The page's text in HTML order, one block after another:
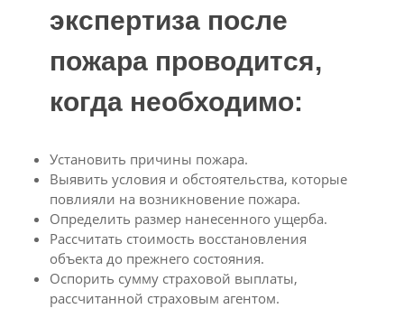
экспертиза после
пожара проводится,
когда необходимо:
Установить причины пожара.
Выявить условия и обстоятельства, которые
повлияли на возникновение пожара.
Определить размер нанесенного ущерба.
Рассчитать стоимость восстановления
объекта до прежнего состояния.
Оспорить сумму страховой выплаты,
рассчитанной страховым агентом.